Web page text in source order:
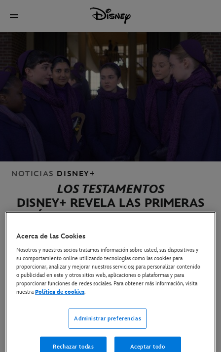
NOTICIAS DISNEY+
LOS TESTAMENTOS
DISNEY+ REVELA LAS PRIMERAS
IMÁGENES DE LA NUEVA SERIE
19 de diciembre de 2025
productores ejecutivos de "El cuento de la criada"
llega en abril de 2026 a Disney+
Acerca de las Cookies
Nosotros y nuestros socios tratamos información sobre usted, sus dispositivos y
su comportamiento online utilizando tecnologías como las cookies para
proporcionar, analizar y mejorar nuestros servicios; para personalizar contenido
o publicidad en este y otros sitios web, aplicaciones o plataformas y para
proporcionar funciones de redes sociales. Para obtener más información, visita
nuestraPolítica de cookies.
Administrar preferencias
Rechazar todas Aceptar todo